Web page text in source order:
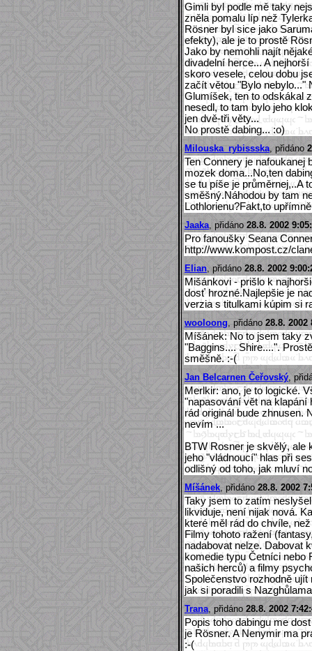
Gimli byl podle mě taky
zněla pomalu líp než
Rösner byl sice jako
efekty), ale je to prostě
Jako by nemohli najít
divadelní herce... A
skoro vesele, celou dobu
začít větou "Bylo nebylo..."
Glumíšek, ten to odskákal
nesedl, to tam bylo jeho
jen dvě-tři věty...
No prostě dabing... :o)
Milouska_rybissska, přidáno
Ten Connery je nafoukanej
mozek doma...No,ten
se tu píše je průměrnej,..A
směšný.Náhodou by tam
Lothlorienu?Fakt,to
Jaaka , přidáno 28.8. 2002
Pro fanoušky Seana
http://www.kompost.cz/
Elian , přidáno 28.8. 2002
Mišánkovi - prišlo k
dosť hrozné.Najlepšie je
verzia s titulkami kúpim si
wooloong , přidáno 28.8. 2002
Míšánek: No to jsem taky
"Baggins.... Shire....".
směšně. :-(
Jan Belcarnen Čeřovský ,
Merlkir: ano, je to logické.
"napasování vět na klapání
rád originál bude zhnusen.
nevím ...
BTW Rosner je skvělý, ale
jeho "vládnoucí" hlas při
odlišný od toho, jak mluví
Míšánek , přidáno 28.8. 2002
Taky jsem to zatím
likviduje, není nijak nová.
které měl rád do chvíle,
Filmy tohoto ražení
nadabovat nelze. Dabovat
komedie typu Četníci nebo
našich herců) a filmy
Společenstvo rozhodně
jak si poradili s
Trana, přidáno 28.8. 2002
Popis toho dabingu me
je Rösner. A Nenymir ma
:-(